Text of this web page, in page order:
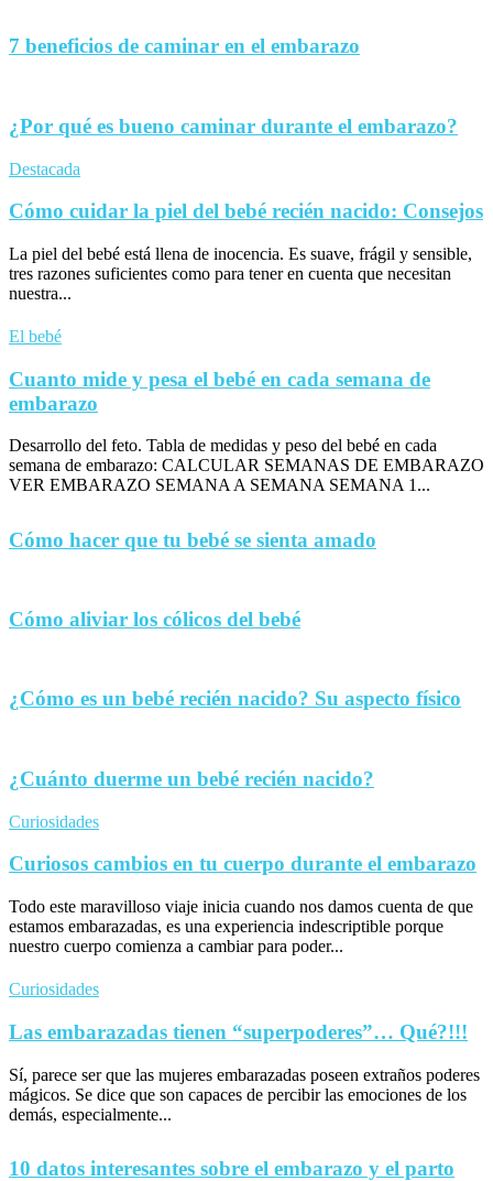
7 beneficios de caminar en el embarazo
¿Por qué es bueno caminar durante el embarazo?
Destacada
Cómo cuidar la piel del bebé recién nacido: Consejos
La piel del bebé está llena de inocencia. Es suave, frágil y sensible,
tres razones suficientes como para tener en cuenta que necesitan
nuestra...
El bebé
Cuanto mide y pesa el bebé en cada semana de
embarazo
Desarrollo del feto. Tabla de medidas y peso del bebé en cada
semana de embarazo: CALCULAR SEMANAS DE EMBARAZO
VER EMBARAZO SEMANA A SEMANA SEMANA 1...
Cómo hacer que tu bebé se sienta amado
Cómo aliviar los cólicos del bebé
¿Cómo es un bebé recién nacido? Su aspecto físico
¿Cuánto duerme un bebé recién nacido?
Curiosidades
Curiosos cambios en tu cuerpo durante el embarazo
Todo este maravilloso viaje inicia cuando nos damos cuenta de que
estamos embarazadas, es una experiencia indescriptible porque
nuestro cuerpo comienza a cambiar para poder...
Curiosidades
Las embarazadas tienen “superpoderes”… Qué?!!!
Sí, parece ser que las mujeres embarazadas poseen extraños poderes
mágicos. Se dice que son capaces de percibir las emociones de los
demás, especialmente...
10 datos interesantes sobre el embarazo y el parto